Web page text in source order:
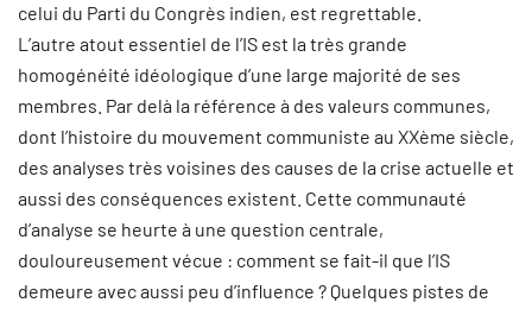
celui du Parti du Congrès indien, est regrettable.
L’autre atout essentiel de l’IS est la très grande
homogénéité idéologique d’une large majorité de ses
membres. Par delà la référence à des valeurs communes,
dont l’histoire du mouvement communiste au XXème siècle,
des analyses très voisines des causes de la crise actuelle et
aussi des conséquences existent. Cette communauté
d’analyse se heurte à une question centrale,
douloureusement vécue : comment se fait-il que l’IS
demeure avec aussi peu d’influence ? Quelques pistes de